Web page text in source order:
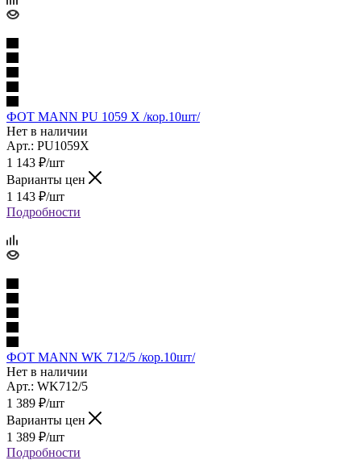
ФОТ MANN PU 1059 X /кор.10шт/
Нет в наличии
Арт.: PU1059X
1 143 ₽/шт
Варианты цен
1 143 ₽/шт
Подробности
ФОТ MANN WK 712/5 /кор.10шт/
Нет в наличии
Арт.: WK712/5
1 389 ₽/шт
Варианты цен
1 389 ₽/шт
Подробности